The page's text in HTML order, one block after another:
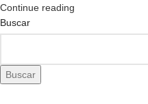
Continue reading
Buscar
Buscar